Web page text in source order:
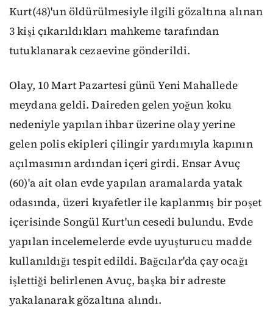
Kurt(48)'un öldürülmesiyle ilgili gözaltına alınan
3 kişi çıkarıldıkları mahkeme tarafından
tutuklanarak cezaevine gönderildi.
Olay, 10 Mart Pazartesi günü Yeni Mahallede
meydana geldi. Daireden gelen yoğun koku
nedeniyle yapılan ihbar üzerine olay yerine
gelen polis ekipleri çilingir yardımıyla kapının
açılmasının ardından içeri girdi. Ensar Avuç
(60)'a ait olan evde yapılan aramalarda yatak
odasında, üzeri kıyafetler ile kaplanmış bir poşet
içerisinde Songül Kurt'un cesedi bulundu. Evde
yapılan incelemelerde evde uyuşturucu madde
kullanıldığı tespit edildi. Bağcılar'da çay ocağı
işlettiği belirlenen Avuç, başka bir adreste
yakalanarak gözaltına alındı.